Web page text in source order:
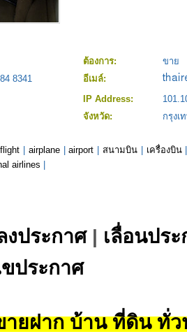
ต้องการ:
ขาย
8341
อีเมล์:
IP Address:
จังหวัด: กรุงเ
flight airplane|airport สนามบิน| เครื่องบิน
airlines
งประกาศ| เลื่อนปร
ประกาศ
ยฝาก บ้าน ที่ดิน ทั่ว